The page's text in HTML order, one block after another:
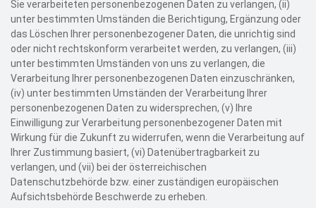
Sie verarbeiteten personenbezogenen Daten zu verlangen, (ii)
unter bestimmten Umständen die Berichtigung, Ergänzung oder
das Löschen Ihrer personenbezogener Daten, die unrichtig sind
oder nicht rechtskonform verarbeitet werden, zu verlangen, (iii)
unter bestimmten Umständen von uns zu verlangen, die
Verarbeitung Ihrer personenbezogenen Daten einzuschränken,
(iv) unter bestimmten Umständen der Verarbeitung Ihrer
personenbezogenen Daten zu widersprechen, (v) Ihre
Einwilligung zur Verarbeitung personenbezogener Daten mit
Wirkung für die Zukunft zu widerrufen, wenn die Verarbeitung auf
Ihrer Zustimmung basiert, (vi) Datenübertragbarkeit zu
verlangen, und (vii) bei der österreichischen
Datenschutzbehörde bzw. einer zuständigen europäischen
Aufsichtsbehörde Beschwerde zu erheben.